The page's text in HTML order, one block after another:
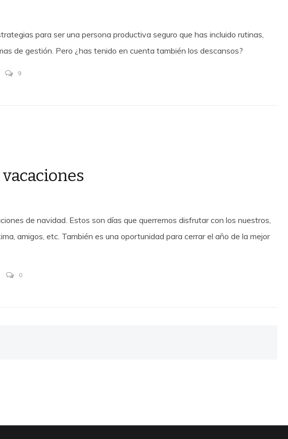
para ser una persona productiva seguro que has incluido rutinas,
de gestión. Pero ¿has tenido en cuenta también los descansos?
9
de navidad. Estos son días que querremos disfrutar con los nuestros,
amigos, etc. También es una oportunidad para cerrar el año de la mejor
0